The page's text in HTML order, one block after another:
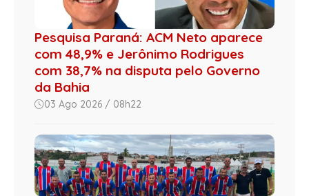
Pesquisa Paraná: ACM Neto aparece
com 48,9% e Jerônimo Rodrigues
com 38,7% na disputa pelo Governo
da Bahia
03 Ago 2026 / 08h22